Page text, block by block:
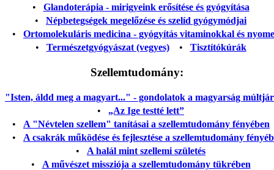
• Glandoterápia - mirigyeink erősítése és gyógyítása
• Népbetegségek megelőzése és szelíd gyógymódjai
• Ortomolekuláris medicina - gyógyítás vitaminokkal és
• Természetgyógyászat (vegyes)• Tisztítókúrák
Szellemtudomány:
"Isten, áldd meg a magyart..." - gondolatok a magyarság
• „Az Ige testté lett”
• A "Névtelen szellem" tanításai a szellemtudomány fényében
• A csakrák működése és fejlesztése a szellemtudomány
• A halál mint szellemi születés
• A művészet missziója a szellemtudomány tükrében